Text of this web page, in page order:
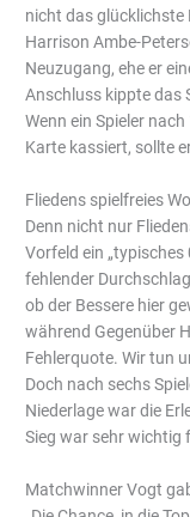
nicht das glücklichste
Harrison Ambe-
Neuzugang, ehe er
Anschluss kippte das
Wenn ein Spieler
Karte kassiert, sollte
Fliedens spielfreies
Denn nicht nur
Vorfeld ein „typisches
fehlender
ob der Bessere hier
während Gegenüber
Fehlerquote. Wir tun
Doch nach sechs
Niederlage war die
Sieg war sehr wichtig
Matchwinner Vogt